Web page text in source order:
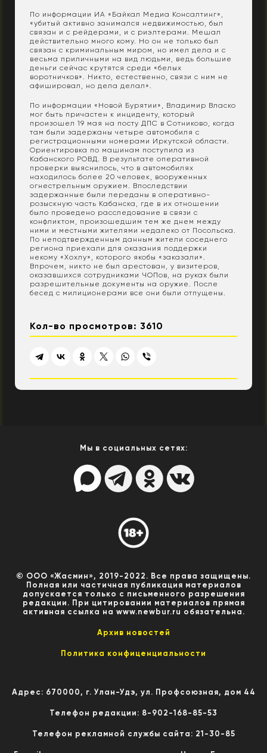
По информации ИА «Байкал Медиа Консалтинг»,
«убитый активно занимался недвижимостью, был
связан и с рейдерами, и с риэлтерами. Мешал
действительно много кому. Но он не только был
связан с криминальным миром, но имел дела и с
весьма приличными на вид людьми, ведь большие
деньги сейчас крутятся среди «белых
воротничков». Никто, естественно, связи с ним не
афишировал, но дела делал».
По информации «Новой Бурятии», Владимир Власко
мог быть причастен к инциденту, который
произошел 19 мая на посту ДПС в Сотниково, когда
там были задержаны четыре автомобиля с
регистрационными номерами Иркутской области.
Ориентировка по машинам поступила из
Кабанского РОВД. В результате оперативной
проверки выяснилось, что в автомобилях
находилось более 20 человек, вооруженных
огнестрельным оружием. Впоследствии
задержанные были переданы в оперативно-
розыскную часть Кабанска, где в их отношении
было проведено расследование в связи с
конфликтом, произошедшим тем же днем между
ними и местными жителями недалеко от Посольска.
По неподтвержденным данным жители соседнего
региона приехали для оказания поддержки
некому «Хохлу», которого якобы «заказали».
Впрочем, никто не был арестован, у визитеров,
оказавшихся сотрудниками ЧОПов, на руках были
разрешительные документы на оружие. После
бесед с милиционерами все они были отпущены.
Кол-во просмотров: 3610
Мы в социальных сетях:
© ООО «Жасмин», 2019-2022. Все права защищены.
Полная или частичная публикация материалов
допускается только с письменного разрешения
редакции. При цитировании материалов прямая
активная ссылка на www.newbur.ru обязательна.
Архив новостей
Политика конфиценциальности
Адрес: 670000, г. Улан-Удэ, ул. Профсоюзная, дом 44
Телефон редакции: 8-902-168-85-53
Телефон рекламной службы сайта: 21-30-85